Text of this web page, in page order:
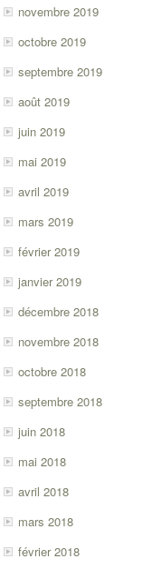
novembre 2019
octobre 2019
septembre 2019
août 2019
juin 2019
mai 2019
avril 2019
mars 2019
février 2019
janvier 2019
décembre 2018
novembre 2018
octobre 2018
septembre 2018
juin 2018
mai 2018
avril 2018
mars 2018
février 2018